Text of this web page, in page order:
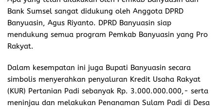
Bank Sumsel sangat didukung oleh Anggota DPRD
Banyuasin, Agus Riyanto. DPRD Banyuasin siap
mendukung semua program Pemkab Banyuasin yang Pro
Rakyat.
Dalam kesempatan ini juga Bupati Banyuasin secara
simbolis menyerahkan penyaluran Kredit Usaha Rakyat
(KUR) Pertanian Padi sebanyak Rp. 3.000.000.000,- serta
meninjau dan melakukan Penanaman Sulam Padi di Desa